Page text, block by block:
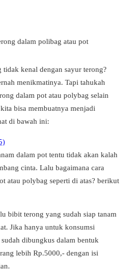
tidak kenal dengan sayur terong?
menikmatinya. Tapi tahukah
dalam pot atau polybag selain
bisa membuatnya menjadi
di bawah ini:
dalam pot tentu tidak akan kalah
cinta. Lalu bagaimana cara
atau polybag seperti di atas? berikut
bibit terong yang sudah siap tanam
Jika hanya untuk konsumsi
dibungkus dalam bentuk
lebih Rp.5000,- dengan isi